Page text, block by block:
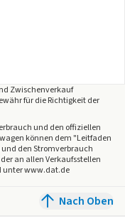
Zwischenverkauf
für die Richtigkeit der
und den offiziellen
können dem "Leitfaden
den Stromverbrauch
an allen Verkaufsstellen
unter www.dat.de
Nach Oben